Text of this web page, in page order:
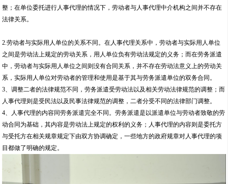
整；在单位委托进行人事代理的情况下，劳动者与人事代理中介机构之间并不存在
法律关系。
2.劳动者与实际用人单位的关系不同。在人事代理关系中，劳动者与实际用人单位
之间是劳动法上规定的劳动关系，用人单位负有劳动法规定的义务；而在劳务派遣
中，劳动者与实际用人单位之间则没有合同关系，并不存在劳动法意义上的劳动关
系，实际用人单位对劳动者的管理和使用是基于其与劳务派遣单位的双务合同。
3、调整二者的法律规范不同，劳务派遣受劳动法以及相关劳动法律规范的调整；而
人事代理则是受民法以及民事法律规范的调整，二者分受不同的法律部门调整。
4、人事代理的内容同劳务派遣完全不同。劳务派遣是以派遣单位与劳动者致敬的劳
动合同为基础，其内容是劳动法上规定的权利的义务；人事代理的内容则是委托方
与受托方在相关规章规定下由双方协调确定，一些地方的政府规章对人事代理的项
目都做了明确的规定。